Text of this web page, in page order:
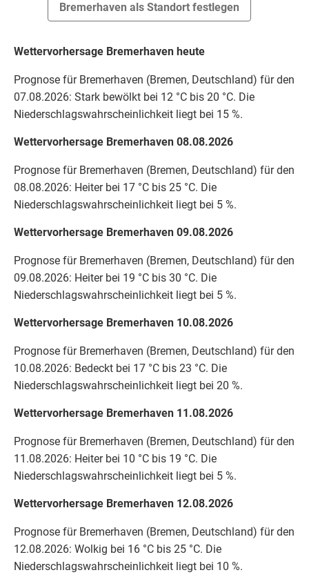
Bremerhaven als Standort festlegen
Wettervorhersage Bremerhaven heute
Prognose für Bremerhaven (Bremen, Deutschland) für den
07.08.2026: Stark bewölkt bei 12 °C bis 20 °C. Die
Niederschlagswahrscheinlichkeit liegt bei 15 %.
Wettervorhersage Bremerhaven 08.08.2026
Prognose für Bremerhaven (Bremen, Deutschland) für den
08.08.2026: Heiter bei 17 °C bis 25 °C. Die
Niederschlagswahrscheinlichkeit liegt bei 5 %.
Wettervorhersage Bremerhaven 09.08.2026
Prognose für Bremerhaven (Bremen, Deutschland) für den
09.08.2026: Heiter bei 19 °C bis 30 °C. Die
Niederschlagswahrscheinlichkeit liegt bei 5 %.
Wettervorhersage Bremerhaven 10.08.2026
Prognose für Bremerhaven (Bremen, Deutschland) für den
10.08.2026: Bedeckt bei 17 °C bis 23 °C. Die
Niederschlagswahrscheinlichkeit liegt bei 20 %.
Wettervorhersage Bremerhaven 11.08.2026
Prognose für Bremerhaven (Bremen, Deutschland) für den
11.08.2026: Heiter bei 10 °C bis 19 °C. Die
Niederschlagswahrscheinlichkeit liegt bei 5 %.
Wettervorhersage Bremerhaven 12.08.2026
Prognose für Bremerhaven (Bremen, Deutschland) für den
12.08.2026: Wolkig bei 16 °C bis 25 °C. Die
Niederschlagswahrscheinlichkeit liegt bei 10 %.